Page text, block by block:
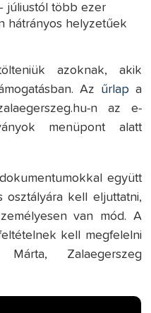
júliustól több ezer
hátrányos helyzetűek
azoknak, akik
Az űrlap a
n az e-
menüpont alatt
együtt
osztályára kell eljuttatni,
van mód. A
kell megfelelni
Zalaegerszeg